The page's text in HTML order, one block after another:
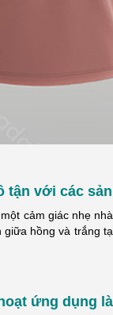
nhận
ĐỔI MỚI MAY
BỨT
Cung cấp giải
tận với các
cảm giác nhẹ
hồng và trắng
ứng dụng